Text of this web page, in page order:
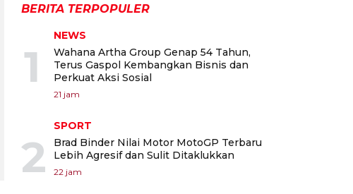
BERITA TERPOPULER
1
NEWS
Wahana Artha Group Genap 54 Tahun,
Terus Gaspol Kembangkan Bisnis dan
Perkuat Aksi Sosial
21 jam
2
SPORT
Brad Binder Nilai Motor MotoGP Terbaru
Lebih Agresif dan Sulit Ditaklukkan
22 jam